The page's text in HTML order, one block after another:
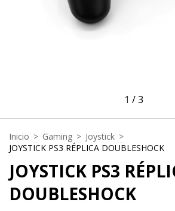
1 /3
Inicio > Gaming > Joystick >
JOYSTICK PS3 RÉPLICA DOUBLESHOCK
JOYSTICK PS3
DOUBLESHOCK